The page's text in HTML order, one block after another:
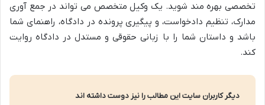
تخصصی بهره مند شوید. یک وکیل متخصص می تواند در جمع آوری
مدارک، تنظیم دادخواست، و پیگیری پرونده در دادگاه، راهنمای شما
باشد و داستان شما را با زبانی حقوقی و مستدل در دادگاه روایت
کند.
دیگر کاربران سایت این مطالب را نیز دوست داشته اند